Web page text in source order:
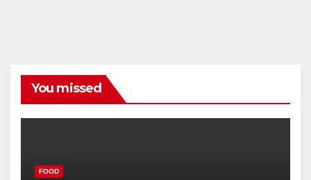
You missed
FOOD